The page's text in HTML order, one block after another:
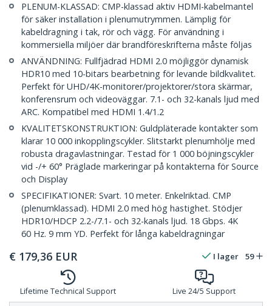
PLENUM-KLASSAD: CMP-klassad aktiv HDMI-kabelmantel
för säker installation i plenumutrymmen. Lämplig för
kabeldragning i tak, rör och vägg. För användning i
kommersiella miljöer där brandföreskrifterna måste följas
ANVÄNDNING: Fullfjädrad HDMI 2.0 möjliggör dynamisk
HDR10 med 10-bitars bearbetning för levande bildkvalitet.
Perfekt för UHD/4K-monitorer/projektorer/stora skärmar,
konferensrum och videoväggar. 7.1- och 32-kanals ljud med
ARC. Kompatibel med HDMI 1.4/1.2
KVALITETSKONSTRUKTION: Guldpläterade kontakter som
klarar 10 000 inkopplingscykler. Slitstarkt plenumhölje med
robusta dragavlastningar. Testad för 1 000 böjningscykler
vid -/+ 60° Präglade markeringar på kontakterna för Source
och Display
SPECIFIKATIONER: Svart. 10 meter. Enkelriktad. CMP
(plenumklassad). HDMI 2.0 med hög hastighet. Stödjer
HDR10/HDCP 2.2-/7.1- och 32-kanals ljud. 18 Gbps. 4K
60 Hz. 9 mm YD. Perfekt för långa kabeldragningar
€ 179,36 EUR I lager 59
Lifetime Technical Support Live 24/5 Support